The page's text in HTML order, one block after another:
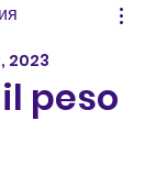
2023
peso